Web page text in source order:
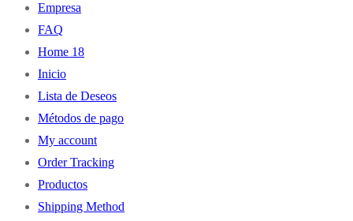
Empresa
FAQ
Home 18
Inicio
Lista de Deseos
Métodos de pago
My account
Order Tracking
Productos
Shipping Method